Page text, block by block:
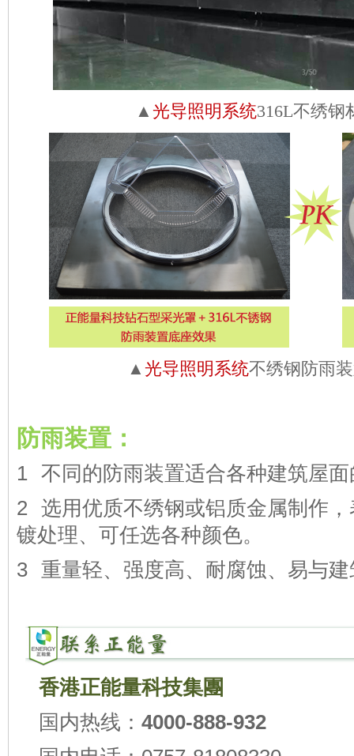
▲ 光导照明系统316L不绣钢
▲ 光导照明系统不绣钢防雨
防雨装置：
1 不同的防雨装置适合各种建筑屋
2 选用优质不绣钢或铝质金属制作
镀处理、可任选各种颜色。
3 重量轻、强度高、耐腐蚀、易与建
香港正能量科技集團
国内热线： 4000-888-932